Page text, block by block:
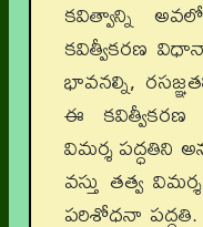
కవిత్వాన్ని
కవిత్వీకరణ
భావనల్ని,
ఈ
విమర్శ పద్ధతిని
వస్తు తత్వ
పరిశోధనా